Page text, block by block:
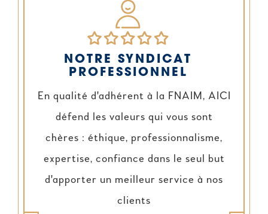
NOTRE SYNDICAT
PROFESSIONNEL
En qualité d'adhérent à la FNAIM, AICI
défend les valeurs qui vous sont
chères : éthique, professionnalisme,
expertise, confiance dans le seul but
d'apporter un meilleur service à nos
clients